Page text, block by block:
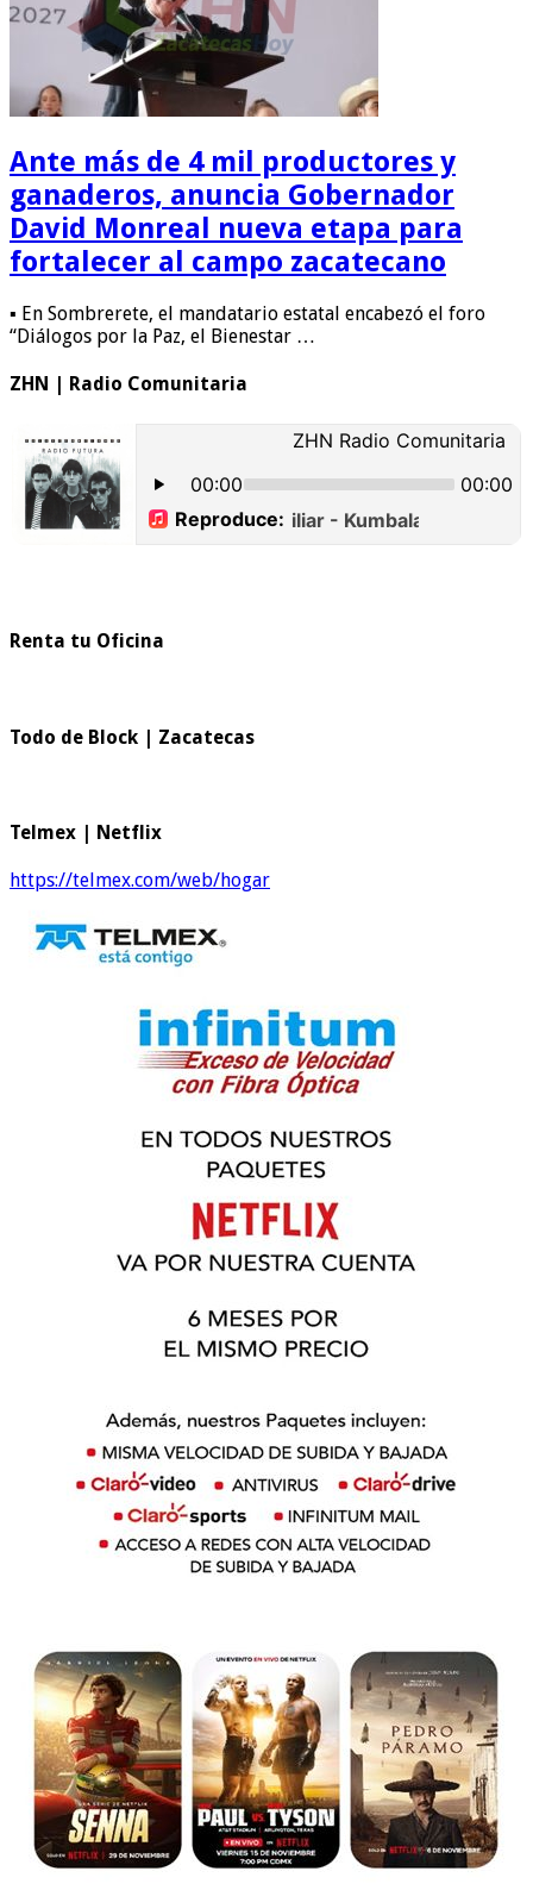
Ante más de 4 mil productores y
ganaderos, anuncia Gobernador
David Monreal nueva etapa para
fortalecer al campo zacatecano
▪ En Sombrerete, el mandatario estatal encabezó el foro
“Diálogos por la Paz, el Bienestar …
ZHN | Radio Comunitaria
Renta tu Oficina
Todo de Block | Zacatecas
Telmex | Netflix
https://telmex.com/web/hogar